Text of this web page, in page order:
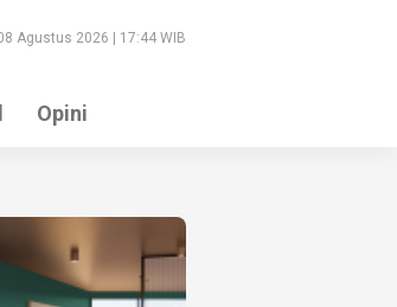
Agustus 2026 | 17:44 WIB
Opini